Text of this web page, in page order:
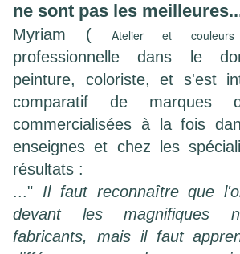
ne sont pas les
Myriam (Atelier et
professionnelle dans le
peinture, coloriste, et s'est
comparatif de marques
commercialisées à la fois
enseignes et chez les
résultats :
..." Il faut reconnaître que
devant les magnifiques
fabricants, mais il faut